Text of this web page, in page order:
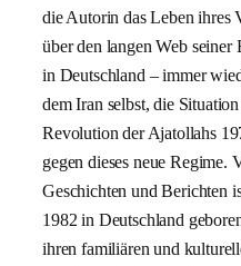
die Autorin das Leben ihres
über den langen Web
in Deutschland – immer
dem Iran selbst, die
Revolution der Ajatollahs
gegen dieses neue Regime.
Geschichten und Berichten
1982 in Deutschland
ihren familiären und